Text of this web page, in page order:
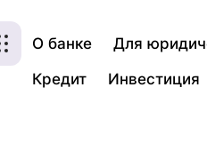
О банке Для
Кредит
Инвестиция